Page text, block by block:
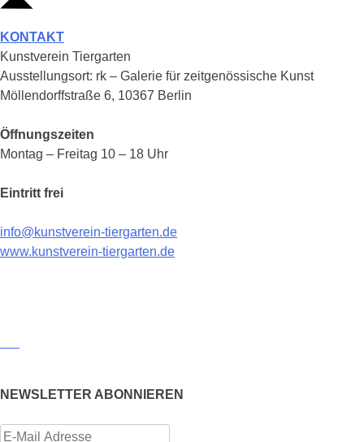
KONTAKT
Kunstverein Tiergarten
Ausstellungsort: rk – Galerie für zeitgenössische Kunst
Möllendorffstraße 6, 10367 Berlin
Öffnungszeiten
Montag – Freitag 10 – 18 Uhr
Eintritt frei
info@kunstverein-tiergarten.de
www.kunstverein-tiergarten.de
NEWSLETTER ABONNIEREN